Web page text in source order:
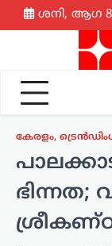
Skip
to
ശനി, ആഗ 8,
കേരളം,
ഭിന്നത;